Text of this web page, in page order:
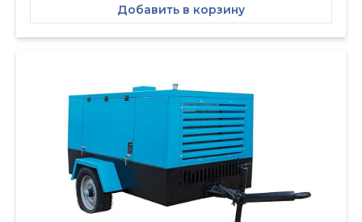
Добавить в корзину